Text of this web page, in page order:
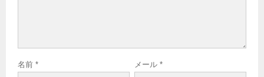
名前 * メール *